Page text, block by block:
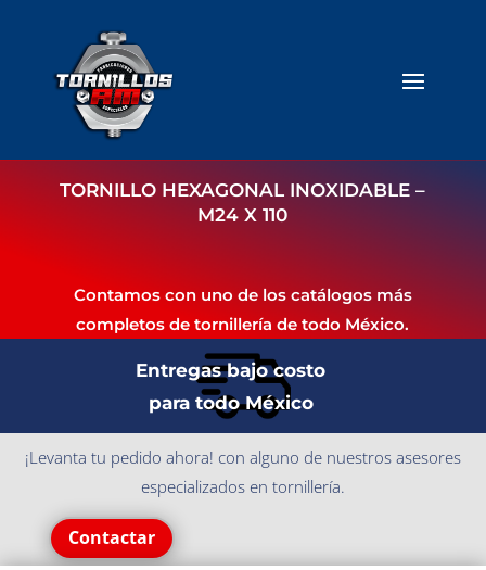
TORNILLO HEXAGONAL INOXIDABLE –
M24 X 110
Contamos con uno de los catálogos más
completos de tornillería de todo México.
Entregas bajo costo
para todo México
¡Levanta tu pedido ahora! con alguno de nuestros asesores
especializados en tornillería.
Contactar